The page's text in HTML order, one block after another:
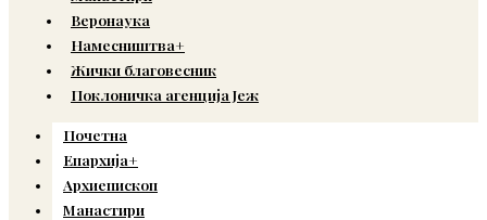
Веронаука
Намесништва+
Жички благовесник
Поклоничка агенција Јеж
Почетна
Епархија+
Архиепископ
Манастири